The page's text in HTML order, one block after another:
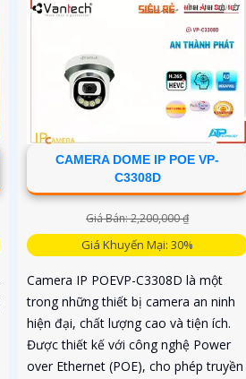
CAMERA DOME IP POE VP-
C3308D
Giá Bán: 2,200,000 ₫
Giá Khuyến Mại: 30%
Camera IP POEVP-C3308D là một
trong những thiết bị camera an ninh
hiện đại, chất lượng cao và tiện ích.
Được thiết kế với công nghệ Power
over Ethernet (POE), cho phép truyền